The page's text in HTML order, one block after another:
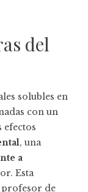
del
solubles en
con un
efectos
, una
a
Esta
de